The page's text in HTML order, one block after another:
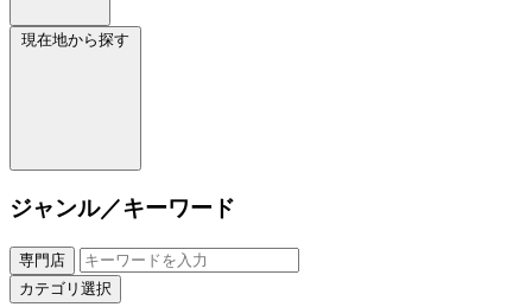
現在地から探す
ジャンル／キーワード
専門店
カテゴリ選択